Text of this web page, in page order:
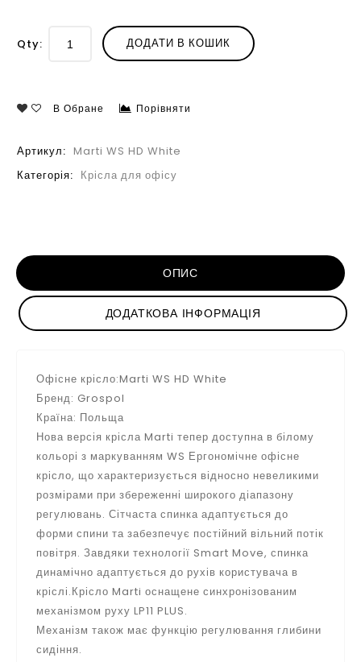
Qty: ДОДАТИ В КОШИК
В Обране Порівняти
Артикул: Marti WS HD White
Категорія: Крісла для офісу
ОПИС
ДОДАТКОВА ІНФОРМАЦІЯ
Офісне крісло:Marti WS HD White
Бренд: Grospol
Країна: Польща
Нова версія крісла Marti тепер доступна в білому
кольорі з маркуванням WS Ергономічне офісне
крісло, що характеризується відносно невеликими
розмірами при збереженні широкого діапазону
регулювань. Сітчаста спинка адаптується до
форми спини та забезпечує постійний вільний потік
повітря. Завдяки технології Smart Move, спинка
динамічно адаптується до рухів користувача в
кріслі.Крісло Marti оснащене синхронізованим
механізмом руху LP11 PLUS.
Механізм також має функцію регулювання глибини
сидіння.